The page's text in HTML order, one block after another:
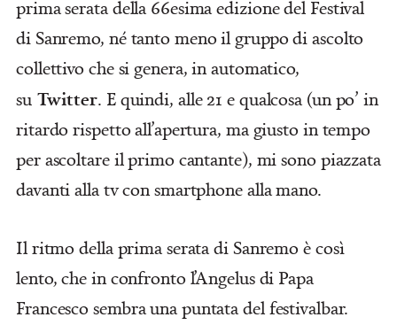
prima serata della 66esima edizione del Festival
di Sanremo, né tanto meno il gruppo di ascolto
collettivo che si genera, in automatico,
su Twitter. E quindi, alle 21 e qualcosa (un po’ in
ritardo rispetto all’apertura, ma giusto in tempo
per ascoltare il primo cantante), mi sono piazzata
davanti alla tv con smartphone alla mano.
Il ritmo della prima serata di Sanremo è così
lento, che in confronto l’Angelus di Papa
Francesco sembra una puntata del festivalbar.